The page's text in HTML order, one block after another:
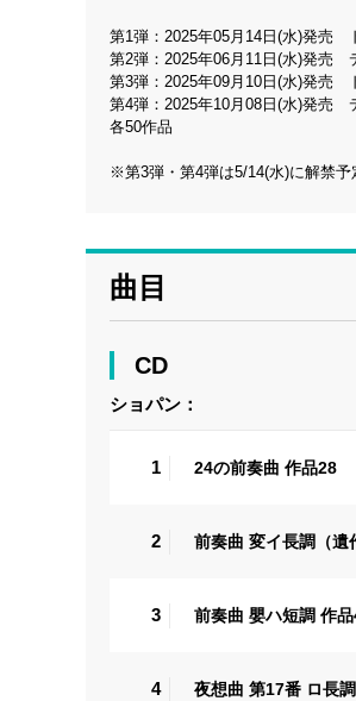
第1弾：2025年05月14日(水)発売
第2弾：2025年06月11日(水)発売
第3弾：2025年09月10日(水)発売
第4弾：2025年10月08日(水)発売
各50作品
※第3弾・第4弾は5/14(水)に解禁予
曲目
CD
ショパン：
1 24の前奏曲 作品28
2 前奏曲 変イ長調（遺
3 前奏曲 嬰ハ短調 作
4 夜想曲 第17番 ロ長